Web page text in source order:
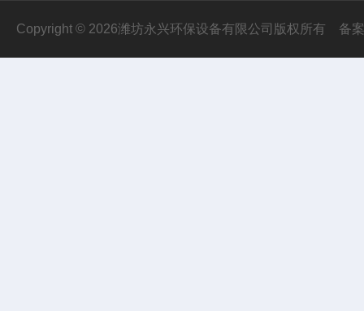
Copyright © 2026潍坊永兴环保设备有限公司版权所有 备